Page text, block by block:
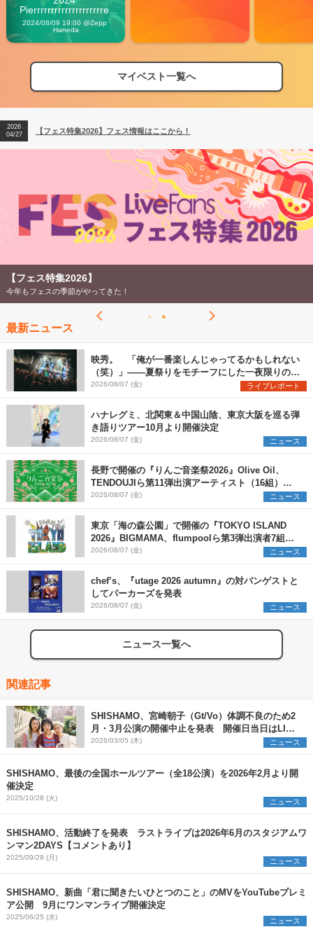
Pierrrrrrrrrrrrrrrrrrrre
Vibes
2024/08/09 19:00 @Zepp
Haneda
マイベスト一覧へ
【フェス特集2026】フェス情報はここから！
【ライブ動員ランキング】2026年上半期編発表！
2026
04/27
【フェス特集2026】フェス情報はここから！
2026
【ライブ動員ランキング】2026年上半期編発表！
【フェス特集2026】
今年もフェスの季節がやってきた！
最新ニュース
映秀。 「俺が一番楽しんじゃってるかもしれない
（笑）」――夏祭りをモチーフにした一夜限りのス
ペシャルライブ『色祭』レポート
2026/08/07 (金) ライブレポート
ハナレグミ、北関東＆中国山陰、東京大阪を巡る弾
き語りツアー10月より開催決定
2026/08/07 (金) ニュース
長野で開催の『りんご音楽祭2026』Olive Oil、
TENDOUJIら第11弾出演アーティスト（16組）を
発表
2026/08/07 (金) ニュース
東京「海の森公園」で開催の『TOKYO ISLAND
2026』BIGMAMA、flumpoolら第3弾出演者7組を
発表 ワークショップ・アート出展者を募集
2026/08/07 (金) ニュース
chef’s、『utage 2026 autumn』の対バンゲストと
してパーカーズを発表
2026/08/07 (金) ニュース
ニュース一覧へ
関連記事
SHISHAMO、宮崎朝子（Gt/Vo）体調不良のため2
月・3月公演の開催中止を発表 開催日当日はLIVE
上映会を実施【コメントあり】
2026/03/05 (木) ニュース
SHISHAMO、最後の全国ホールツアー（全18公演）を2026年2月より開
催決定
2025/10/28 (火) ニュース
SHISHAMO、活動終了を発表 ラストライブは2026年6月のスタジアムワ
ンマン2DAYS【コメントあり】
2025/09/29 (月) ニュース
SHISHAMO、新曲「君に聞きたいひとつのこと」のMVをYouTubeプレミ
ア公開 9月にワンマンライブ開催決定
2025/06/25 (水) ニュース